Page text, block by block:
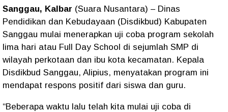
Sanggau, Kalbar (Suara Nusantara) – Dinas
Pendidikan dan Kebudayaan (Disdikbud) Kabupaten
Sanggau mulai menerapkan uji coba program sekolah
lima hari atau Full Day School di sejumlah SMP di
wilayah perkotaan dan ibu kota kecamatan. Kepala
Disdikbud Sanggau, Alipius, menyatakan program ini
mendapat respons positif dari siswa dan guru.
“Beberapa waktu lalu telah kita mulai uji coba di